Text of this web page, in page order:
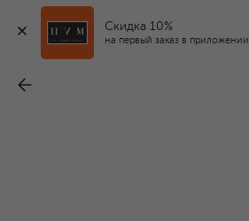
Скидка 10%
на первый заказ в приложении